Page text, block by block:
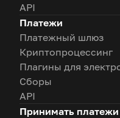
API
Платежи
Платежный шлюз
Криптопроцессинг
Плагины для
Сборы
API
Принимать платежи